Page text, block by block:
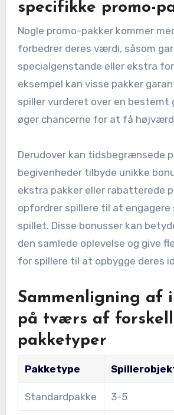
specifikke promo-
Nogle promo-pakker kommer
forbedrer deres værdi, såsom
specialgenstande eller ekstra
eksempel kan visse pakker
spiller vurderet over en bestemt
øger chancerne for at få
Derudover kan tidsbegrænsede
begivenheder tilbyde unikke
ekstra pakker eller rabatterede
opfordrer spillere til at engagere
spillet. Disse bonusser kan
den samlede oplevelse og give
for spillere til at opbygge deres
Sammenligning af
på tværs af
pakketyper
Pakketype
Standardpakke 3-5